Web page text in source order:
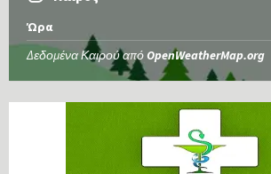
Ώρα
Δεδομένα Καιρού από OpenWeatherMap.org